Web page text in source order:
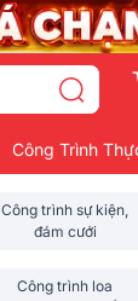
Công Trình
Công trình sự kiện,
đám cưới
Công trình loa